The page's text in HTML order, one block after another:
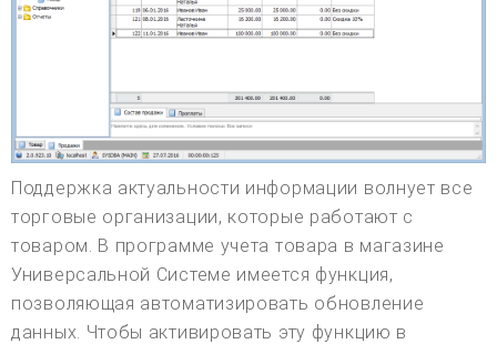
Поддержка актуальности информации волнует все
торговые организации, которые работают с
товаром. В программе учета товара в магазине
Универсальной Системе имеется функция,
позволяющая автоматизировать обновление
данных. Чтобы активировать эту функцию в